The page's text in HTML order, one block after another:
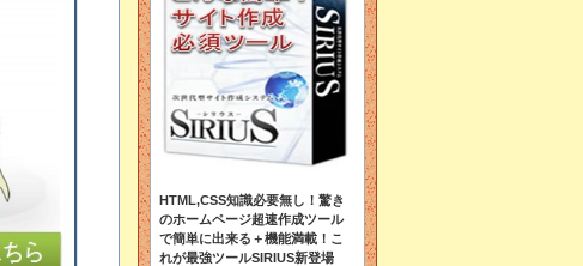
HTML,CSS知識必要無し！驚き
のホームページ超速作成ツール
で簡単に出来る＋機能満載！こ
れが最強ツールSIRIUS新登場